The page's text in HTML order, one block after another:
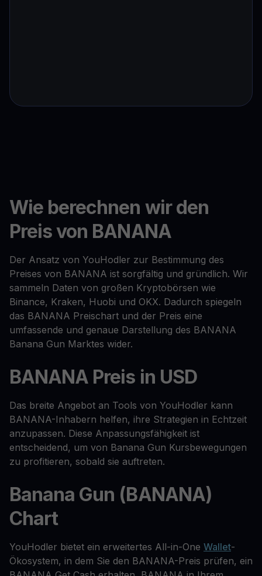
Wie berechnen wir den
Preis von BANANA
Der Ansatz von YouHodler zur Bestimmung des
Preises von BANANA ist sorgfältig und gründlich. Wir
sammeln Daten von großen Kryptobörsen wie
Binance, Kraken, Huobi und OKX. Dadurch spiegeln
das BANANA Preischart und der Preis eine
umfassende und genaue Darstellung des BANANA
Banana Gun Marktes wider.
BANANA Preis in USD
Das breite Angebot an Tools von YouHodler kann
BANANA-Inhabern helfen, ihre Strategien in Echtzeit
anzupassen. Diese Anpassungsfähigkeit ist
entscheidend, um von Banana Gun Kursbewegungen
zu profitieren, sobald sie auftreten.
Banana Gun (BANANA)
Chart
YouHodler bietet ein erweitertes All-in-One Wallet-
Ökosystem, in dem Sie den BANANA-Preis prüfen, ein